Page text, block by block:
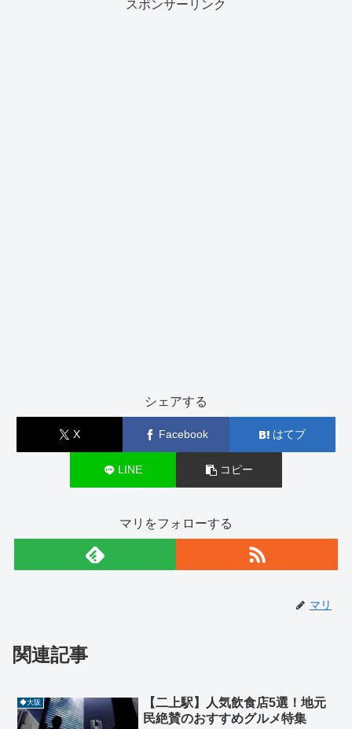
スポンサーリンク
シェアする
X Facebook はてブ
LINE コピー
マリをフォローする
マリ
関連記事
◆大阪
【二上駅】人気飲食店5選！地元
民絶賛のおすすめグルメ特集